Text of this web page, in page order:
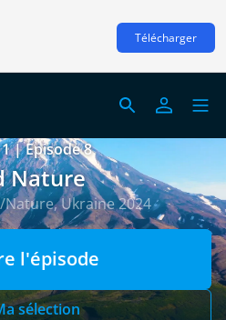
Télécharger
| Episode 8
Nature
Ukraine 2024
l'épisode
sélection